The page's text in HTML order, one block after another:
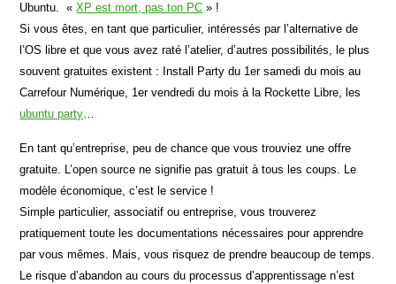
Ubuntu. «XP est mort, pas ton PC » !
Si vous êtes, en tant que particulier, intéressés par l’alternative de
l’OS libre et que vous avez raté l’atelier, d’autres possibilités, le plus
souvent gratuites existent : Install Party du 1er samedi du mois au
Carrefour Numérique, 1er vendredi du mois à la Rockette Libre, les
ubuntu party…
En tant qu’entreprise, peu de chance que vous trouviez une offre
gratuite. L’open source ne signifie pas gratuit à tous les coups. Le
modèle économique, c’est le service !
Simple particulier, associatif ou entreprise, vous trouverez
pratiquement toute les documentations nécessaires pour apprendre
par vous mêmes. Mais, vous risquez de prendre beaucoup de temps.
Le risque d’abandon au cours du processus d’apprentissage n’est